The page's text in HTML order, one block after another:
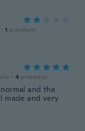
· 1 przesłane
· 4 przesłane
and the
made and very